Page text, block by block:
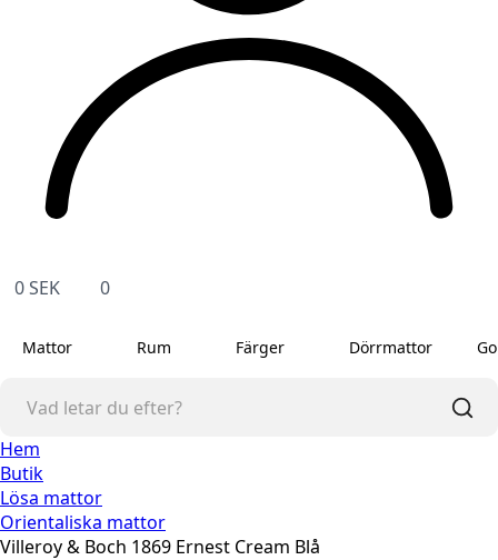
0SEK 0
Mattor Rum Färger Dörrmattor
Hem
Butik
Lösa mattor
Orientaliska mattor
Villeroy & Boch 1869 Ernest Cream Blå